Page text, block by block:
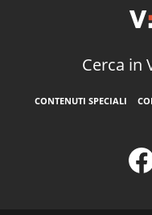
Cerca in
CONTENUTI SPECIALI